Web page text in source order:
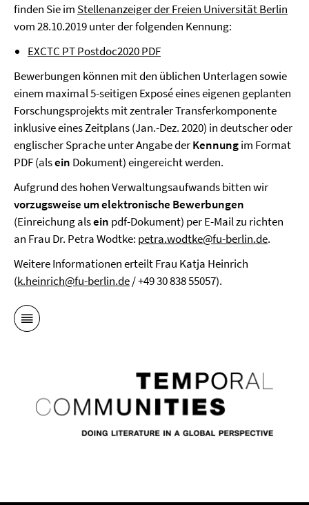
finden Sie im Stellenanzeiger der Freien Universität Berlin
vom 28.10.2019 unter der folgenden Kennung:
EXCTC PT Postdoc2020 PDF
Bewerbungen können mit den üblichen Unterlagen sowie
einem maximal 5-seitigen Exposé eines eigenen geplanten
Forschungsprojekts mit zentraler Transferkomponente
inklusive eines Zeitplans (Jan.-Dez. 2020) in deutscher oder
englischer Sprache unter Angabe derKennungim Format
PDF (alsein Dokument) eingereicht werden.
Aufgrund des hohen Verwaltungsaufwands bitten wir
vorzugsweise um elektronische Bewerbungen
(Einreichung alsein pdf-Dokument) per E-Mail zu richten
an Frau Dr. Petra Wodtke: petra.wodtke@fu-berlin.de.
Weitere Informationen erteilt Frau Katja Heinrich
(k.heinrich@fu-berlin.de/ +49 30 838 55057).